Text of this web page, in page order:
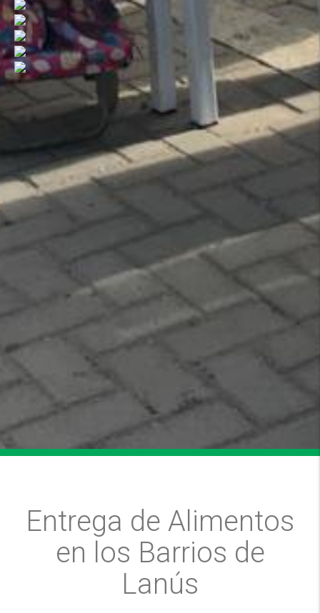
Entrega de Alimentos
en los Barrios de
Lanús